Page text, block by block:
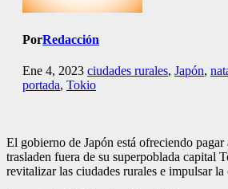
PorRedacción
Ene 4, 2023 ciudades rurales, Japón,
portada, Tokio
El gobierno de Japón está ofreciendo pagar
trasladen fuera de su superpoblada capital
revitalizar las ciudades rurales e impulsar la